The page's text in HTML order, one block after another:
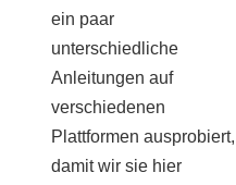
ein paar
unterschiedliche
Anleitungen auf
verschiedenen
Plattformen ausprobiert,
damit wir sie hier